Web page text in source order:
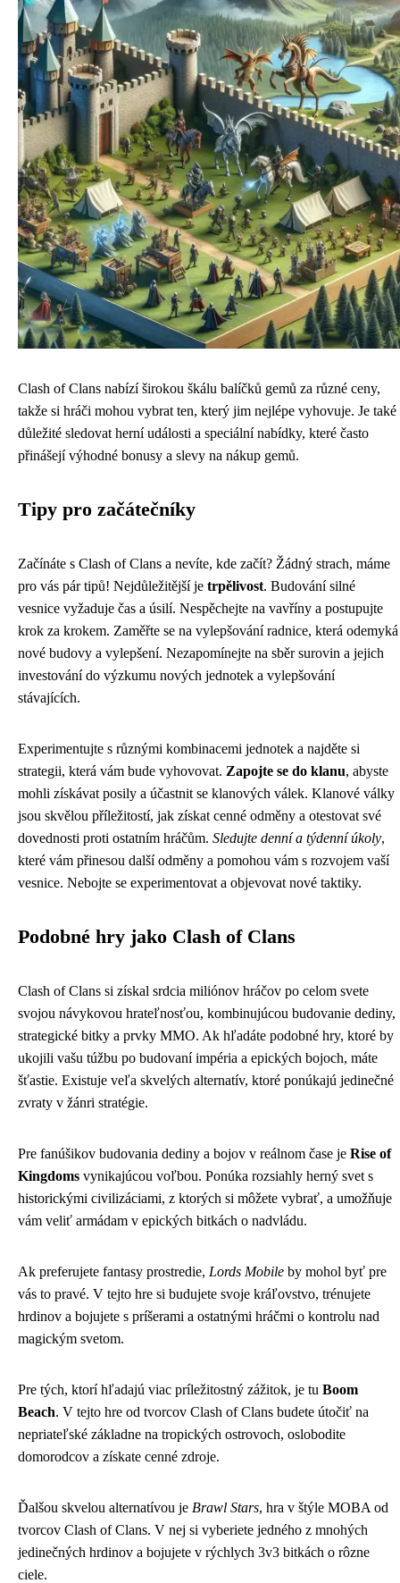
Clash of Clans nabízí širokou škálu balíčků gemů za různé ceny,
takže si hráči mohou vybrat ten, který jim nejlépe vyhovuje. Je také
důležité sledovat herní události a speciální nabídky, které často
přinášejí výhodné bonusy a slevy na nákup gemů.
Tipy pro začátečníky
Začínáte s Clash of Clans a nevíte, kde začít? Žádný strach, máme
pro vás pár tipů! Nejdůležitější je trpělivost. Budování silné
vesnice vyžaduje čas a úsilí. Nespěchejte na vavříny a postupujte
krok za krokem. Zaměřte se na vylepšování radnice, která odemyká
nové budovy a vylepšení. Nezapomínejte na sběr surovin a jejich
investování do výzkumu nových jednotek a vylepšování
stávajících.
Experimentujte s různými kombinacemi jednotek a najděte si
strategii, která vám bude vyhovovat. Zapojte se do klanu, abyste
mohli získávat posily a účastnit se klanových válek. Klanové války
jsou skvělou příležitostí, jak získat cenné odměny a otestovat své
dovednosti proti ostatním hráčům. Sledujte denní a týdenní úkoly,
které vám přinesou další odměny a pomohou vám s rozvojem vaší
vesnice. Nebojte se experimentovat a objevovat nové taktiky.
Podobné hry jako Clash of Clans
Clash of Clans si získal srdcia miliónov hráčov po celom svete
svojou návykovou hrateľnosťou, kombinujúcou budovanie dediny,
strategické bitky a prvky MMO. Ak hľadáte podobné hry, ktoré by
ukojili vašu túžbu po budovaní impéria a epických bojoch, máte
šťastie. Existuje veľa skvelých alternatív, ktoré ponúkajú jedinečné
zvraty v žánri stratégie.
Pre fanúšikov budovania dediny a bojov v reálnom čase je Rise of
Kingdoms vynikajúcou voľbou. Ponúka rozsiahly herný svet s
historickými civilizáciami, z ktorých si môžete vybrať, a umožňuje
vám veliť armádam v epických bitkách o nadvládu.
Ak preferujete fantasy prostredie, Lords Mobile by mohol byť pre
vás to pravé. V tejto hre si budujete svoje kráľovstvo, trénujete
hrdinov a bojujete s príšerami a ostatnými hráčmi o kontrolu nad
magickým svetom.
Pre tých, ktorí hľadajú viac príležitostný zážitok, je tu Boom
Beach. V tejto hre od tvorcov Clash of Clans budete útočiť na
nepriateľské základne na tropických ostrovoch, oslobodite
domorodcov a získate cenné zdroje.
Ďalšou skvelou alternatívou je Brawl Stars, hra v štýle MOBA od
tvorcov Clash of Clans. V nej si vyberiete jedného z mnohých
jedinečných hrdinov a bojujete v rýchlych 3v3 bitkách o rôzne
ciele.